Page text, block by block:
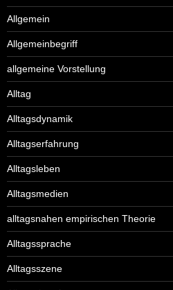
Allgemein
Allgemeinbegriff
allgemeine Vorstellung
Alltag
Alltagsdynamik
Alltagserfahrung
Alltagsleben
Alltagsmedien
alltagsnahen empirischen Theorie
Alltagssprache
Alltagsszene